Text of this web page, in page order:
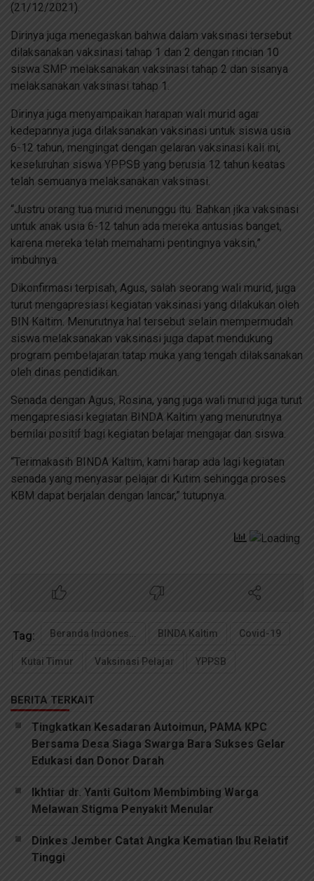
(21/12/2021).
Dirinya juga menegaskan bahwa dalam vaksinasi tersebut
dilaksanakan vaksinasi tahap 1 dan 2 dengan rincian 10
siswa SMP melaksanakan vaksinasi tahap 2 dan sisanya
melaksanakan vaksinasi tahap 1.
Dirinya juga menyampaikan harapan wali murid agar
kedepannya juga dilaksanakan vaksinasi untuk siswa usia
6-12 tahun, mengingat dengan gelaran vaksinasi kali ini,
keseluruhan siswa YPPSB yang berusia 12 tahun keatas
telah semuanya melaksanakan vaksinasi.
“Justru orang tua murid menunggu itu. Bahkan jika vaksinasi
untuk anak usia 6-12 tahun ada mereka antusias banget,
karena mereka telah memahami pentingnya vaksin,”
imbuhnya.
Dikonfirmasi terpisah, Agus, salah seorang wali murid, juga
turut mengapresiasi kegiatan vaksinasi yang dilakukan oleh
BIN Kaltim. Menurutnya hal tersebut selain mempermudah
siswa melaksanakan vaksinasi juga dapat mendukung
program pembelajaran tatap muka yang tengah dilaksanakan
oleh dinas pendidikan.
Senada dengan Agus, Rosina, yang juga wali murid juga turut
mengapresiasi kegiatan BINDA Kaltim yang menurutnya
bernilai positif bagi kegiatan belajar mengajar dan siswa.
“Terimakasih BINDA Kaltim, kami harap ada lagi kegiatan
senada yang menyasar pelajar di Kutim sehingga proses
KBM dapat berjalan dengan lancar,” tutupnya.
Tag: BINDA Kaltim Covid-19
Kutai Timur Vaksinasi Pelajar YPPSB
BERITA TERKAIT
Tingkatkan Kesadaran Autoimun, PAMA KPC
Bersama Desa Siaga Swarga Bara Sukses Gelar
Edukasi dan Donor Darah
Ikhtiar dr. Yanti Gultom Membimbing Warga
Melawan Stigma Penyakit Menular
Dinkes Jember Catat Angka Kematian Ibu Relatif
Tinggi